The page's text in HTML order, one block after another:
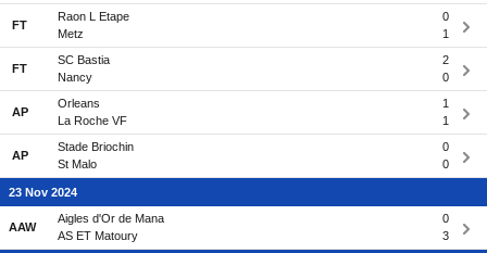
FT
Raon L Etape
0
Metz
1
FT
SC Bastia
2
Nancy
0
AP
Orleans
1
La Roche VF
1
AP
Stade Briochin
0
St Malo
0
23 Nov 2024
AAW
Aigles d'Or de Mana
0
AS ET Matoury
3